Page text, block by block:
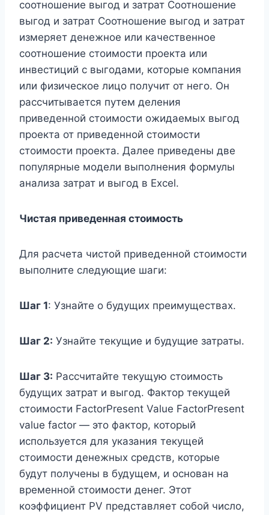
соотношение выгод и затрат Соотношение
выгод и затрат Соотношение выгод и затрат
измеряет денежное или качественное
соотношение стоимости проекта или
инвестиций с выгодами, которые компания
или физическое лицо получит от него. Он
рассчитывается путем деления
приведенной стоимости ожидаемых выгод
проекта от приведенной стоимости
стоимости проекта. Далее приведены две
популярные модели выполнения формулы
анализа затрат и выгод в Excel.
Чистая приведенная стоимость
Для расчета чистой приведенной стоимости
выполните следующие шаги:
Шаг 1: Узнайте о будущих преимуществах.
Шаг 2: Узнайте текущие и будущие затраты.
Шаг 3: Рассчитайте текущую стоимость
будущих затрат и выгод. Фактор текущей
стоимости FactorPresent Value FactorPresent
value factor — это фактор, который
используется для указания текущей
стоимости денежных средств, которые
будут получены в будущем, и основан на
временной стоимости денег. Этот
коэффициент PV представляет собой число,